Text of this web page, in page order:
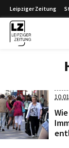
Leipziger Zeitung